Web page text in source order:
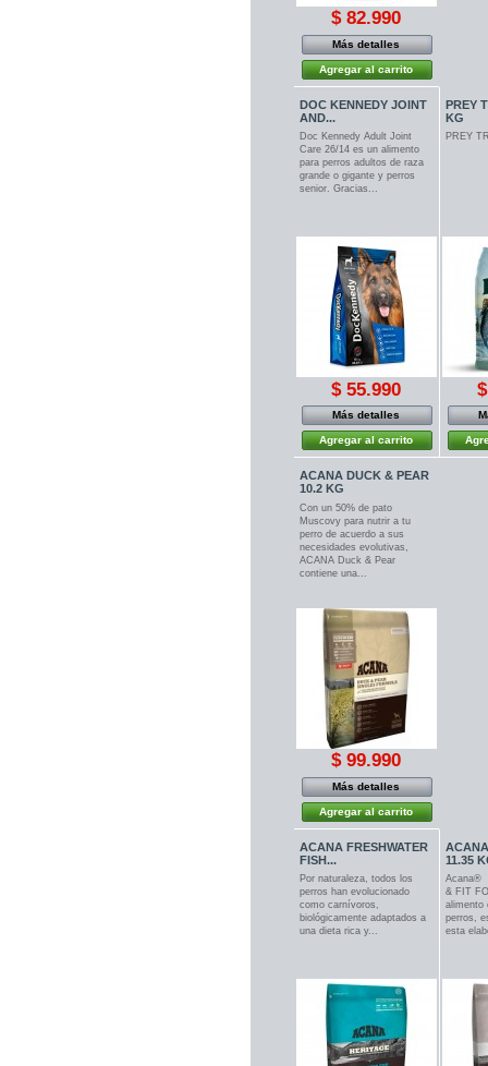
$ 82.990
Más detalles
Agregar al carrito
DOC KENNEDY JOINT
AND...
Doc Kennedy Adult Joint
Care 26/14 es un alimento
para perros adultos de raza
grande o gigante y perros
senior. Gracias...
$ 55.990
Más detalles
Agregar al carrito
PREY
KG
PREY
ACANA DUCK & PEAR
10.2 KG
Con un 50% de pato
Muscovy para nutrir a tu
perro de acuerdo a sus
necesidades evolutivas,
ACANA Duck & Pear
contiene una...
$ 99.990
Más detalles
Agregar al carrito
ACANA FRESHWATER
FISH...
Por naturaleza, todos los
perros han evolucionado
como carnívoros,
biológicamente adaptados a
una dieta rica y...
11.35
Acana®
& FIT
alimento
perros,
esta